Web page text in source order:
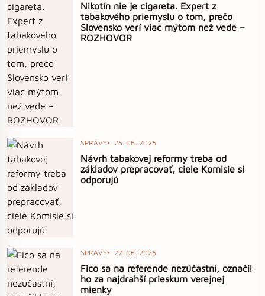
Nikotín nie je cigareta. Expert z
tabakového priemyslu o tom, prečo
Slovensko verí viac mýtom než vede –
ROZHOVOR
SPRÁVY 26. 06. 2026
Návrh tabakovej reformy treba od
základov prepracovať, ciele Komisie si
odporujú
SPRÁVY 27. 06. 2026
Fico sa na referende nezúčastní, označil
ho za najdrahší prieskum verejnej
mienky